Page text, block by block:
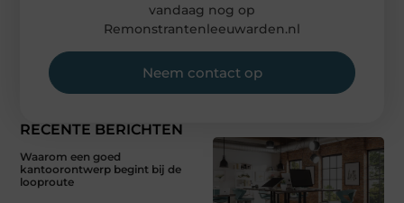
RECENTE BERICHTEN
Waarom een goed
kantoorontwerp begint bij de
looproute
vandaag nog op
Remonstrantenleeuwarden.nl
Neem contact op